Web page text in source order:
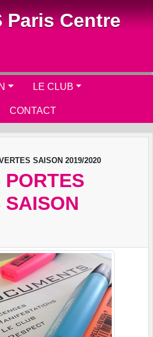
Paris Centre
LE CLUB
CONTACT
SAISON 2019/2020
SAISON